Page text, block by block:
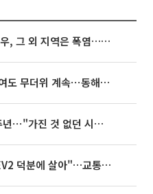
동해안은 시간당 80㎜ 폭우, 그 외 지역은 폭염…‘극과 극 날씨’
[내일 날씨] 폭염 한풀 꺾여도 무더위 계속⋯동해안 이틀 연속 비
임영웅, 어느덧 데뷔 10주년⋯"가진 것 없던 시절, 내 앞엔 20명의 팬뿐"
'굿 윌 헌팅' 배우 "기아 EV2 덕분에 살아"…교통사고 후 안전성 극찬